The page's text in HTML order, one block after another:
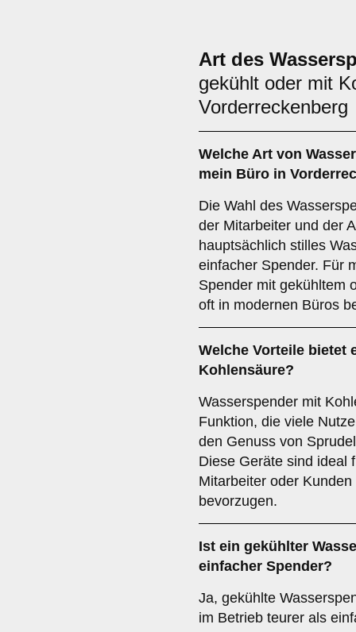
Art des
gekühlt oder mit
Vorderreckenberg
Welche Art von
mein Büro in
Die Wahl des
der Mitarbeiter und der
hauptsächlich stilles
einfacher Spender. Für
Spender mit gekühltem
oft in modernen Büros
Welche Vorteile bietet
Kohlensäure?
Wasserspender mit
Funktion, die viele
den Genuss von
Diese Geräte sind ideal
Mitarbeiter oder
bevorzugen.
Ist ein gekühlter
einfacher Spender?
Ja, gekühlte
im Betrieb teurer als